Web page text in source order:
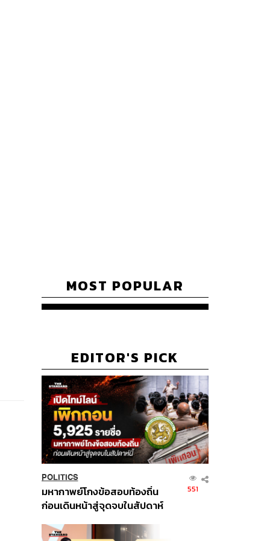
MOST POPULAR
EDITOR'S PICK
POLITICS
มหากาพย์โกงข้อสอบท้องถิ่น
ก่อนเดินหน้าสู่จุดจบในสัปดาห์
551